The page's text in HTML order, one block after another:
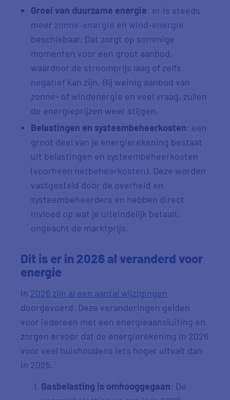
Groei van duurzame energie: er is steeds
meer zonne-energie en wind-energie
beschikbaar. Dat zorgt op sommige
momenten voor een groot aanbod,
waardoor de stroomprijs laag of zelfs
negatief kan zijn. Bij weinig aanbod van
zonne- of windenergie en veel vraag, zullen
de energieprijzen weer stijgen.
Belastingen en systeembeheerkosten: een
groot deel van je energierekening bestaat
uit belastingen en systeembeheerkosten
(voorheen netbeheerkosten). Deze worden
vastgesteld door de overheid en
systeembeheerders en hebben direct
invloed op wat je uiteindelijk betaalt,
ongeacht de marktprijs.
Dit is er in 2026 al veranderd voor
energie
In 2026 zijn al een aantal wijzigingen
doorgevoerd. Deze veranderingen gelden
voor iedereen met een energieaansluiting en
zorgen ervoor dat de energierekening in 2026
voor veel huishoudens iets hoger uitvalt dan
in 2025.
Gasbelasting is omhooggegaan: De